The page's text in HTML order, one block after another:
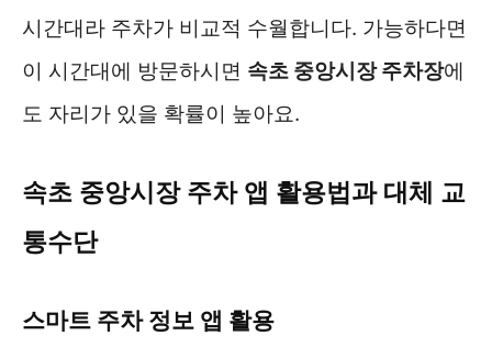
시간대라 주차가 비교적 수월합니다. 가능하다면
이 시간대에 방문하시면 속초 중앙시장 주차장에
도 자리가 있을 확률이 높아요.
속초 중앙시장 주차 앱 활용법과 대체 교
통수단
스마트 주차 정보 앱 활용